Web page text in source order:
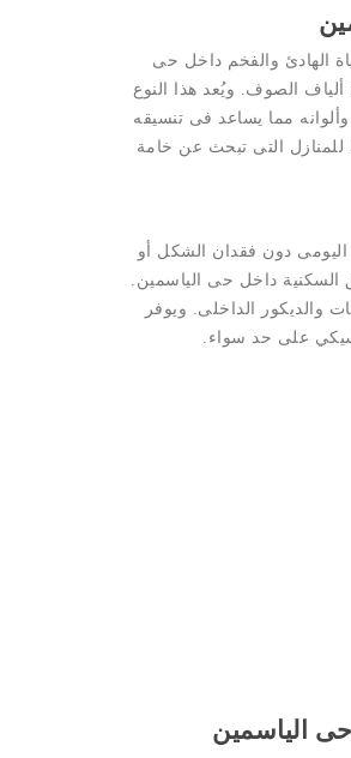
الهادئ والفخم داخل حى
الصوف. ويُعد هذا النوع
مما يساعد فى تنسيقه
التى تبحث عن خامة
دون فقدان الشكل أو
داخل حى الياسمين.
والديكور الداخلى. ويوفر
على حد سواء.
الياسمين